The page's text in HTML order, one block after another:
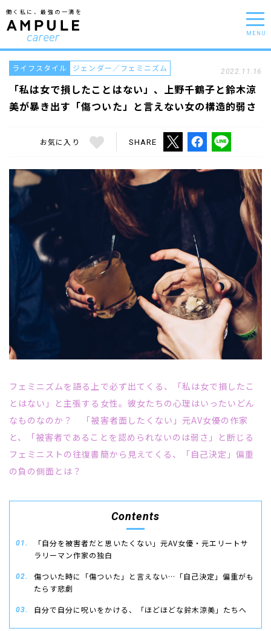
働く私に、最強の一滴を
MENU
「私は女で損したことはない」、上野千鶴子と鈴木涼
美が暴き出す「傷ついた」と言えない女の構造的弱さ
ライフスタイル ジェンダー／フェミニズム 2022.11.16
お気に入り SHARE
フェミニズムを語る上で必ず出てくる、「私は女で損したこ
とはない」と主張する女性。彼女たちの心理はいったいどん
なものなのか？ 「被害者面したくない」元AV女優の作家
と、「被害者であることを認められないのは弱さ」と断じる
フェミニストの往復書簡から見えてくる、「自己決定」偏重
の負の側面とは？
Contents
「自分を被害者だと思いたくない」元AV女優・元エリートサ
ラリーマン作家の独白
傷ついた時に「傷ついた」と言えない…「自己決定」偏重がも
たらす悲劇
自分で自分に呪いをかける、「ほどほどな鈴木涼美」たちへ